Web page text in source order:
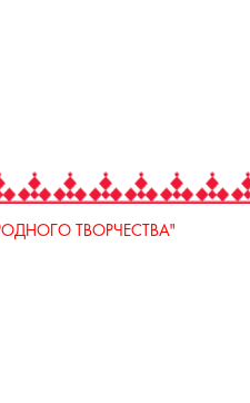
ТВОРЧЕСТВА"